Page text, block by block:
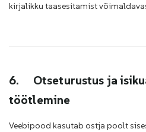
kirjalikku taasesitamist
6. Otseturustus ja
töötlemine
Veebipood kasutab ostja poolt